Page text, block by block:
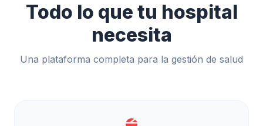
Todo lo que tu hospital
necesita
Una plataforma completa para la gestión de salud